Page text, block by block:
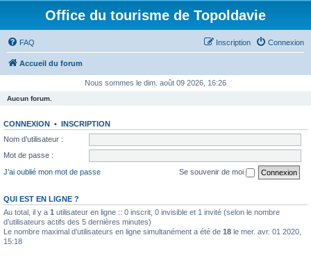
Office du tourisme de Topoldavie
FAQ Connexion
Inscription
Accueil du forum
Nous sommes le dim. août 09 2026, 16:26
Aucun forum.
CONNEXION • INSCRIPTION
Nom d’utilisateur :
Mot de passe :
J’ai oublié mon mot de passe
Se souvenir de moi
QUI EST EN LIGNE ?
Au total, il y a 1 utilisateur en ligne :: 0 inscrit, 0 invisible et 1 invité (selon le nombre
d’utilisateurs actifs des 5 dernières minutes)
Le nombre maximal d’utilisateurs en ligne simultanément a été de 18 le mer. avr. 01 2020,
15:18